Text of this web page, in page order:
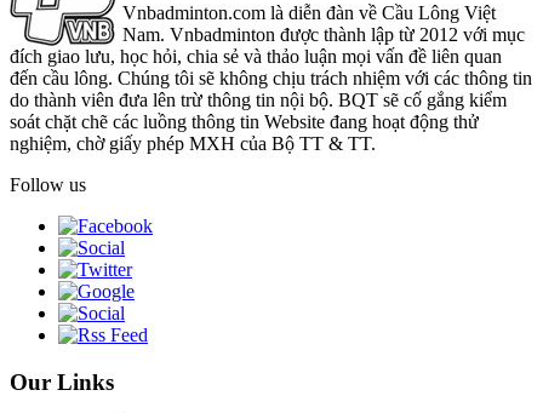
Vnbadminton.com là diễn đàn về Cầu Lông Việt
Nam. Vnbadminton được thành lập từ 2012 với mục
đích giao lưu, học hỏi, chia sẻ và thảo luận mọi vấn đề liên quan
đến cầu lông. Chúng tôi sẽ không chịu trách nhiệm với các thông tin
do thành viên đưa lên trừ thông tin nội bộ. BQT sẽ cố gắng kiểm
soát chặt chẽ các luồng thông tin Website đang hoạt động thử
nghiệm, chờ giấy phép MXH của Bộ TT & TT.
Follow us
Our Links